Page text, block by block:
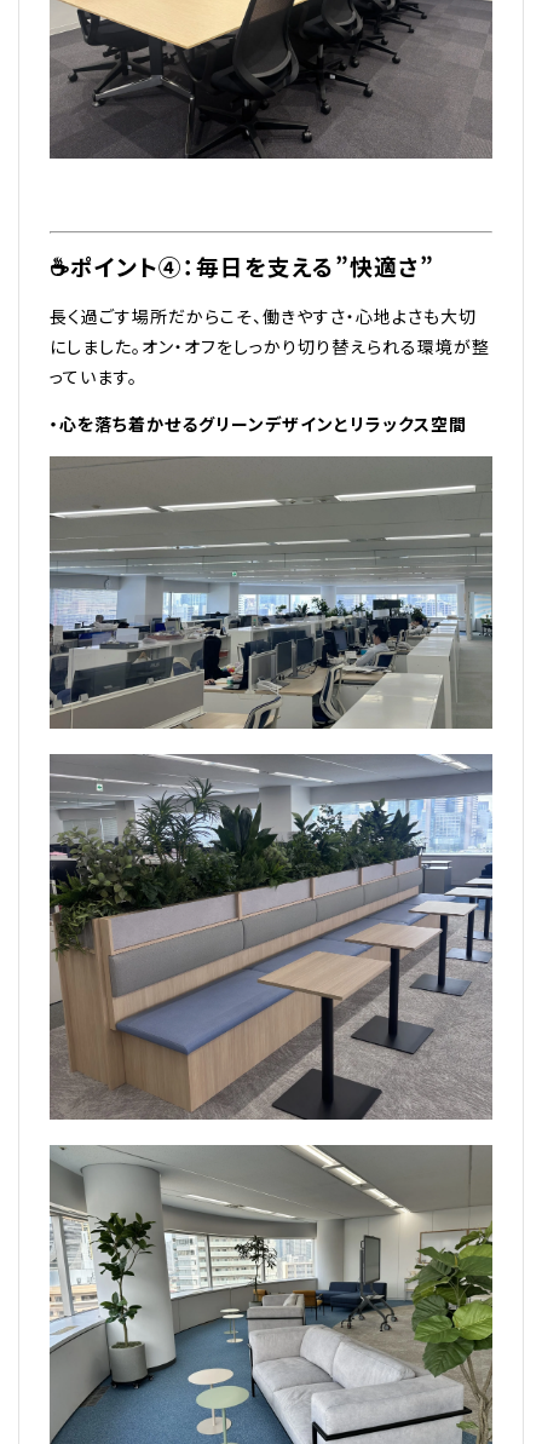
☕ポイント④：毎日を支える”快適さ”
長く過ごす場所だからこそ、働きやすさ・心地よさも大切
にしました。オン・オフをしっかり切り替えられる環境が整
っています。
・心を落ち着かせるグリーンデザインとリラックス空間